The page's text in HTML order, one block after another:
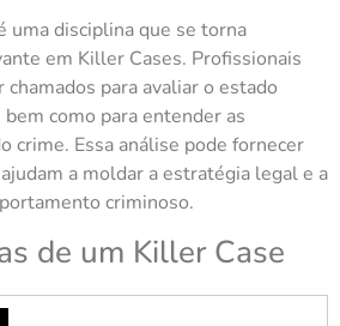
uma disciplina que se torna
em Killer Cases. Profissionais
para avaliar o estado
como para entender as
crime. Essa análise pode fornecer
a moldar a estratégia legal e a
criminoso.
de um Killer Case